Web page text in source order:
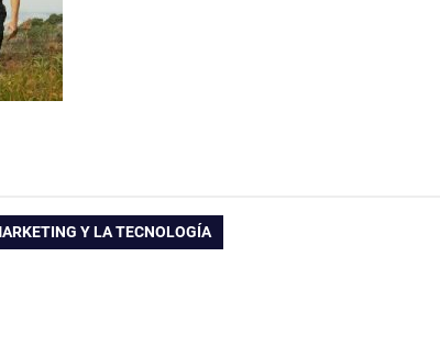
Y LA TECNOLOGÍA